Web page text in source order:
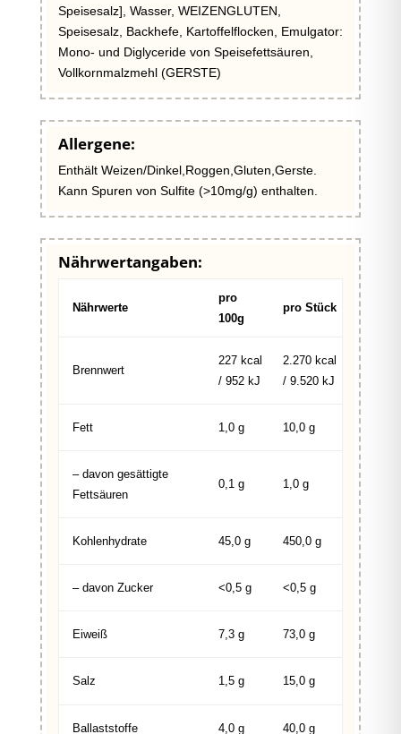
Speisesalz], Wasser, WEIZENGLUTEN,
Speisesalz, Backhefe, Kartoffelflocken, Emulgator:
Mono- und Diglyceride von Speisefettsäuren,
Vollkornmalzmehl (GERSTE)
Allergene:
Enthält Weizen/Dinkel,Roggen,Gluten,Gerste.
Kann Spuren von Sulfite (>10mg/g) enthalten.
Nährwertangaben:
Nährwerte
pro
100g
pro Stück
Brennwert
227 kcal
/ 952 kJ
2.270 kcal
/ 9.520 kJ
Fett 1,0 g 10,0 g
– davon gesättigte
Fettsäuren
0,1 g 1,0 g
Kohlenhydrate 45,0 g 450,0 g
– davon Zucker <0,5 g <0,5 g
Eiweiß 7,3 g 73,0 g
Salz 1,5 g 15,0 g
Ballaststoffe 4,0 g 40,0 g